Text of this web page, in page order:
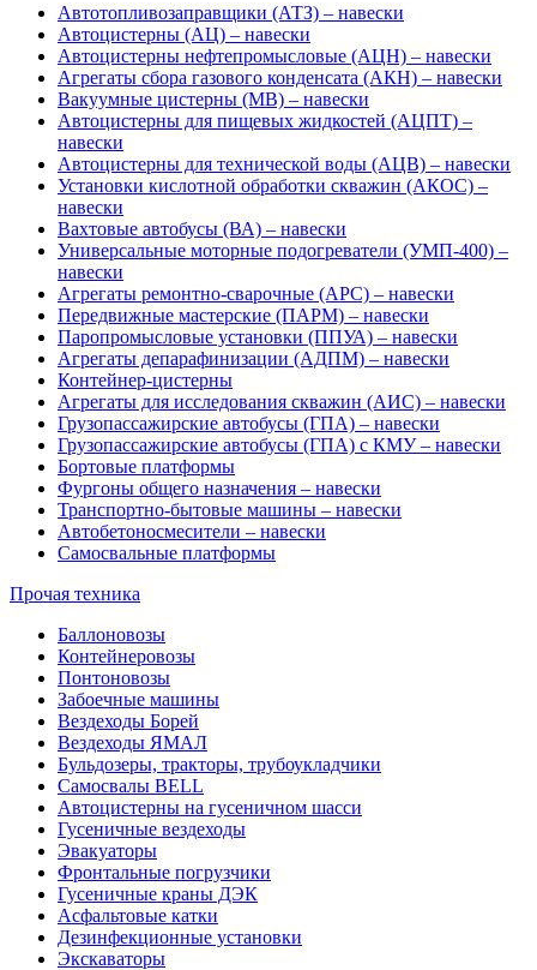
Автотопливозаправщики (АТЗ) – навески
Автоцистерны (АЦ) – навески
Автоцистерны нефтепромысловые (АЦН) – навески
Агрегаты сбора газового конденсата (АКН) – навески
Вакуумные цистерны (МВ) – навески
Автоцистерны для пищевых жидкостей (АЦПТ) –
навески
Автоцистерны для технической воды (АЦВ) – навески
Установки кислотной обработки скважин (АКОС) –
навески
Вахтовые автобусы (ВА) – навески
Универсальные моторные подогреватели (УМП-400) –
навески
Агрегаты ремонтно-сварочные (АРС) – навески
Передвижные мастерские (ПАРМ) – навески
Паропромысловые установки (ППУА) – навески
Агрегаты депарафинизации (АДПМ) – навески
Контейнер-цистерны
Агрегаты для исследования скважин (АИС) – навески
Грузопассажирские автобусы (ГПА) – навески
Грузопассажирские автобусы (ГПА) с КМУ – навески
Бортовые платформы
Фургоны общего назначения – навески
Транспортно-бытовые машины – навески
Автобетоносмесители – навески
Самосвальные платформы
Прочая техника
Баллоновозы
Контейнеровозы
Понтоновозы
Забоечные машины
Вездеходы Борей
Вездеходы ЯМАЛ
Бульдозеры, тракторы, трубоукладчики
Самосвалы BELL
Автоцистерны на гусеничном шасси
Гусеничные вездеходы
Эвакуаторы
Фронтальные погрузчики
Гусеничные краны ДЭК
Асфальтовые катки
Дезинфекционные установки
Экскаваторы